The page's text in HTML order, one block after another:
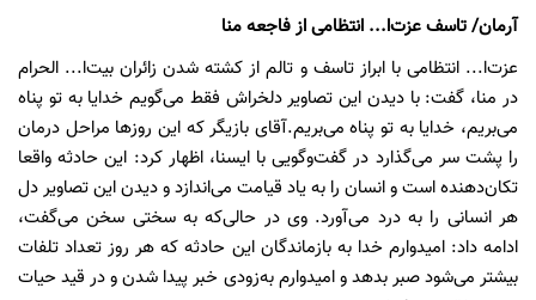
آرمان/ تاسف عزت‌ا... انتظامی از فاجعه منا
عزت‌ا... انتظامی با ابراز تاسف و تالم از کشته شدن زائران بیت‌ا... الحرام
در منا، گفت: با دیدن این تصاویر دلخراش فقط می‌گویم خدایا به تو پناه
می‌بریم، خدایا به تو پناه می‌بریم.آقای بازیگر که این روزها مراحل درمان
را پشت سر می‌گذارد در گفت‌وگویی با ایسنا، اظهار کرد: این حادثه واقعا
تکان‌دهنده است و انسان را به یاد قیامت می‌اندازد و دیدن این تصاویر دل
هر انسانی را به درد می‌آورد. وی در حالی‌که به سختی سخن می‌گفت،
ادامه داد: امیدوارم خدا به بازماندگان این حادثه که هر روز تعداد تلفات
بیشتر می‌شود صبر بدهد و امیدوارم به‌زودی خبر پیدا شدن و در قید حیات